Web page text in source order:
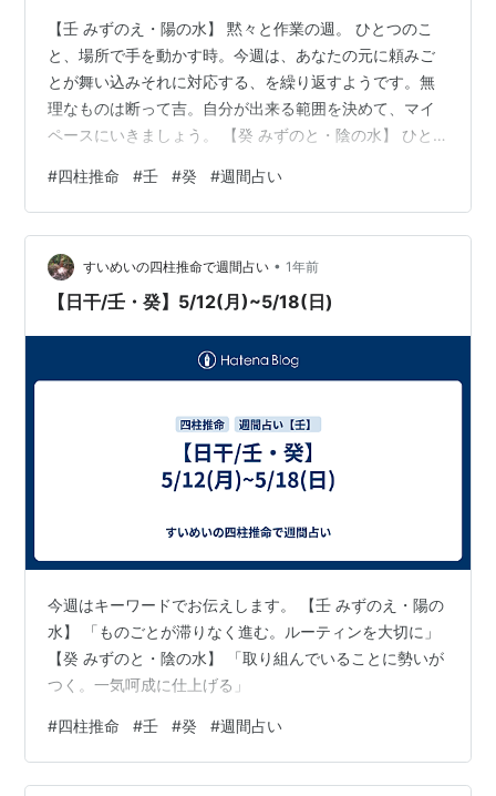
【壬 みずのえ・陽の水】 黙々と作業の週。 ひとつのこ
と、場所で手を動かす時。今週は、あなたの元に頼みご
とが舞い込みそれに対応する、を繰り返すようです。無
理なものは断って吉。自分が出来る範囲を決めて、マイ
ペースにいきましょう。 【癸 みずのと・陰の水】 ひと
理できる時。周りの助けを借りてバランスよく立ち回る
ことができそうです。活発なコミュニケーションが望め
るので、気になる人には声をかけて、また、お誘いには
応じることをおすすめします。
#四柱推命 #壬 #癸 #週間占い
すいめいの四柱推命で週間占い • 1年前
【日干/壬・癸】5/12(月)~5/18(日)
今週はキーワードでお伝えします。 【壬 みずのえ・陽の
水】 「ものごとが滞りなく進む。ルーティンを大切に」
【癸 みずのと・陰の水】 「取り組んでいることに勢いが
つく。一気呵成に仕上げる」
#四柱推命 #壬 #癸 #週間占い